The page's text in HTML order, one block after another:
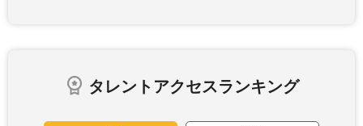
タレントアクセスランキング